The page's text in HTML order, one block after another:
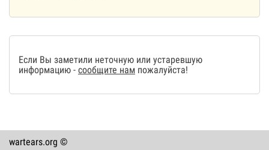
Если Вы заметили неточную или устаревшую
информацию - сообщите нам пожалуйста!
wartears.org ©